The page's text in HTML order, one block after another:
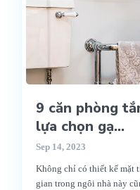
9 căn phòng
lựa chọn gạ...
Sep 14, 2023
Không chỉ có thiết kế mặt
gian trong ngôi nhà này